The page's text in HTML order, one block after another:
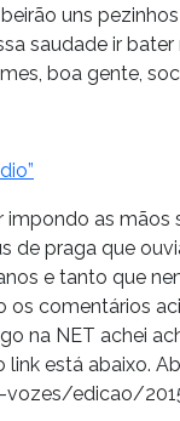
uns
saudade ir bater
boa gente,
impondo as
de praga que
e tanto que
comentários
na NET achei
link está abaixo.
edicao/